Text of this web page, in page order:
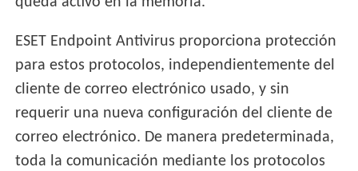
ESET Endpoint Antivirus proporciona protección
para estos protocolos, independientemente del
cliente de correo electrónico usado, y sin
requerir una nueva configuración del cliente de
correo electrónico. De manera predeterminada,
toda la comunicación mediante los protocolos